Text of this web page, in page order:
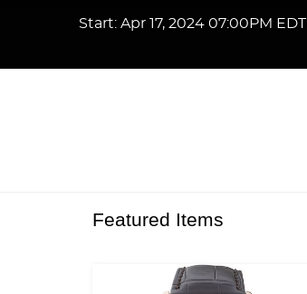
Start: Apr 17, 2024 07:00PM EDT
Featured Items